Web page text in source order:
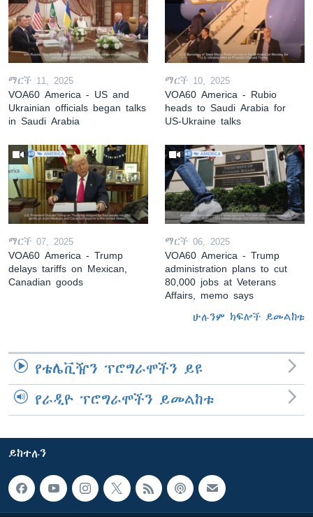
ማርች 11, 2025
VOA60 America - US and
Ukrainian officials began talks
in Saudi Arabia
ማርች 10, 2025
VOA60 America - Rubio
heads to Saudi Arabia for
US-Ukraine talks
ማርች 07, 2025
VOA60 America - Trump
delays tariffs on Mexican,
Canadian goods
ማርች 06, 2025
VOA60 America - Trump
administration plans to cut
80,000 jobs at Veterans
Affairs, memo says
ሁሉንም ክፍሎች ይመልከቱ
የቴሌቪዥን ፕሮግራሞችን ይዩ
የራዲዮ ፕሮግራሞችን ይመልከቱ
ይከተሉን